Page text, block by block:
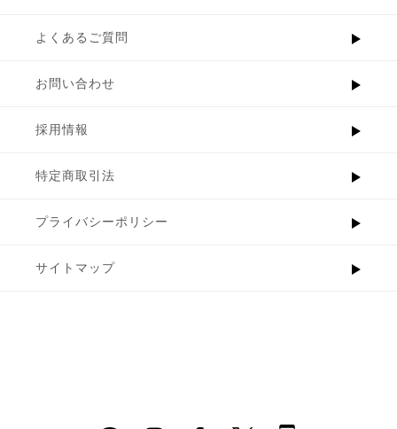
よくあるご質問
お問い合わせ
採用情報
特定商取引法
プライバシーポリシー
サイトマップ